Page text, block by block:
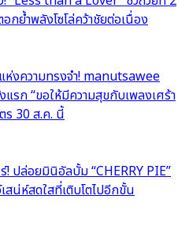
ย้ำพลังโซโล่คว้าชัยต่อเนื่อง
ห่งความทรงจำ! manutsawee
รก “ขอให้มีความสุขกับเพลงเศร้า
ร 30 ส.ค. นี้
ปล่อยมินิอัลบั้ม “CHERRY PIE”
น่ห์สดใสที่เติบโตไปอีกขั้น